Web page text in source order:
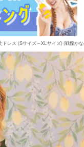
レス (Sサイズ～XLサイズ) (戦慄か